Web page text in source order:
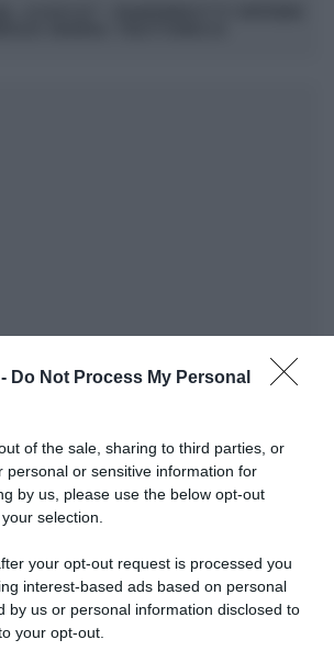
Do Not Process My Personal
of the sale, sharing to third parties, or
personal or sensitive information for
by us, please use the below opt-out
selection.
your opt-out request is processed you
interest-based ads based on personal
by us or personal information disclosed to
your opt-out.